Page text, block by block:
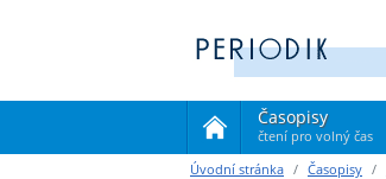
Časopisy
čtení pro volný čas
(current)
Úvodní stránka Časopisy